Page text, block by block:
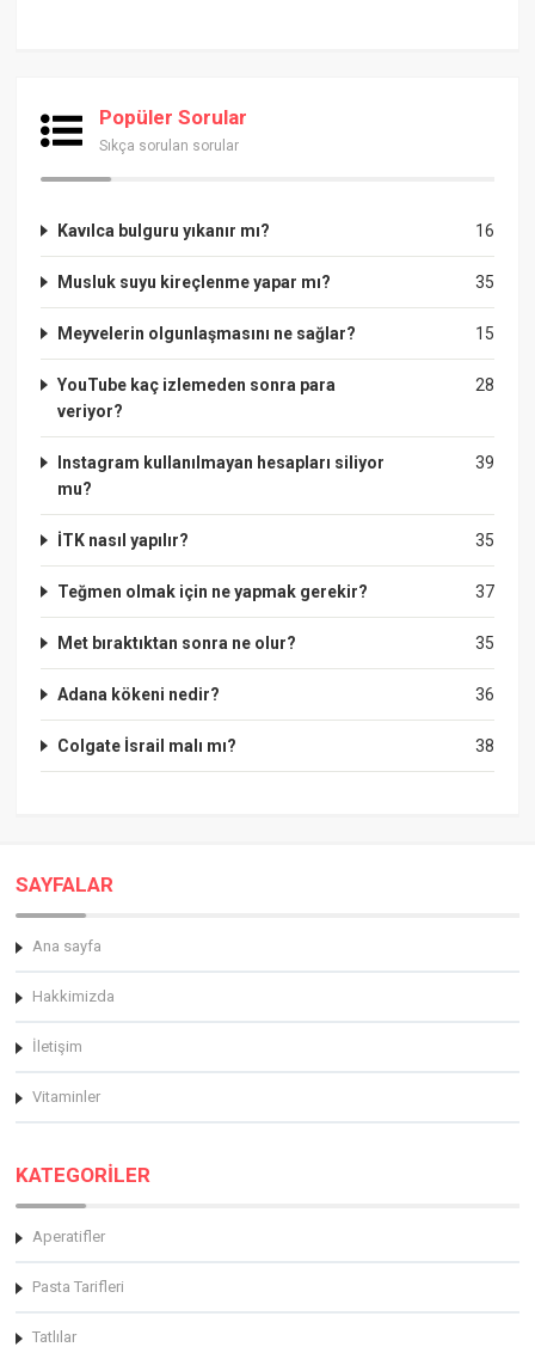
Popüler Sorular
Sıkça sorulan sorular
16
Kavılca bulguru yıkanır mı?
35
Musluk suyu kireçlenme yapar mı?
15
Meyvelerin olgunlaşmasını ne sağlar?
28
YouTube kaç izlemeden sonra para
veriyor?
39
Instagram kullanılmayan hesapları siliyor
mu?
35
İTK nasıl yapılır?
37
Teğmen olmak için ne yapmak gerekir?
35
Met bıraktıktan sonra ne olur?
36
Adana kökeni nedir?
38
Colgate İsrail malı mı?
SAYFALAR
Ana sayfa
Hakkimizda
İletişim
Vitaminler
KATEGORİLER
Aperatifler
Pasta Tarifleri
Tatlılar